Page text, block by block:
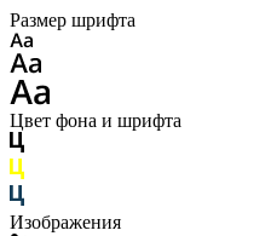
Размер шрифта
Цвет фона и шрифта
Изображения